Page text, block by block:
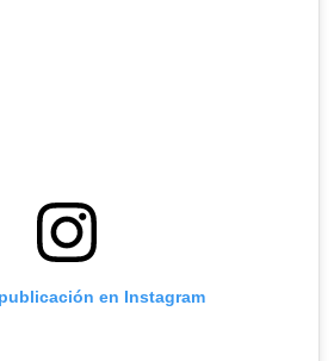
en Instagram